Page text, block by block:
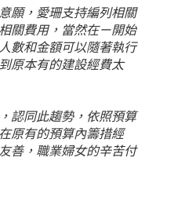
願，愛珊支持編列相關
關費用，當然在ㄧ開始
數和金額可以隨著執行
原本有的建設經費太
認同此趨勢，依照預算
原有的預算內籌措經
善，職業婦女的辛苦付